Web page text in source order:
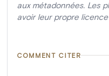
aux métadonnées. Les
avoir leur propre
COMMENT CITER